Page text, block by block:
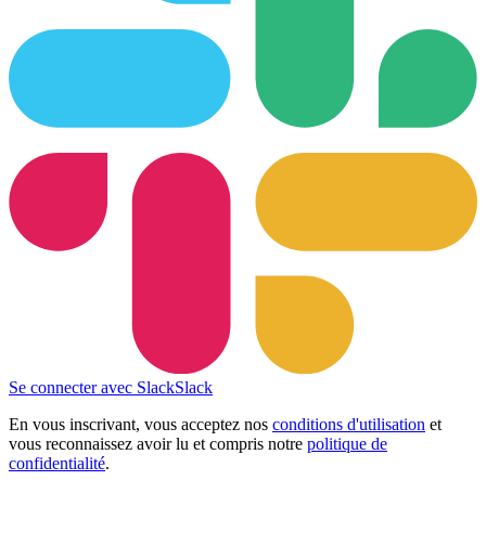
Se connecter avec SlackSlack
En vous inscrivant, vous acceptez nos conditions d'utilisation et
vous reconnaissez avoir lu et compris notre politique de
confidentialité.